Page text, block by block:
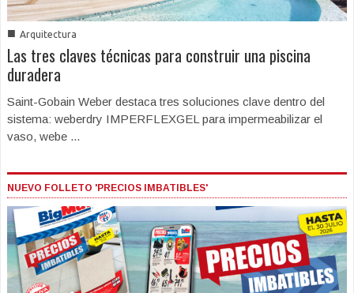
■ Arquitectura
Las tres claves técnicas para construir una piscina
duradera
Saint-Gobain Weber destaca tres soluciones clave dentro del
sistema: weberdry IMPERFLEXGEL para impermeabilizar el
vaso, webe ...
NUEVO FOLLETO 'PRECIOS IMBATIBLES'